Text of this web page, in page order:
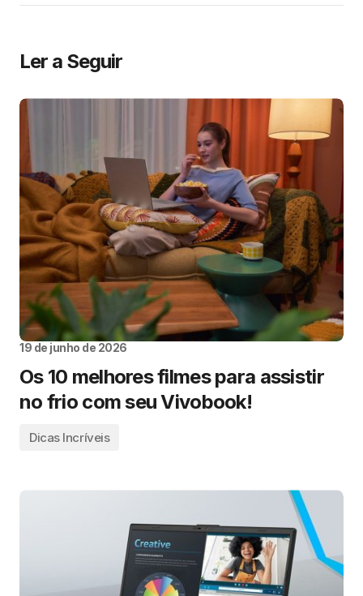
Ler a Seguir
19 de junho de 2026
Os 10 melhores filmes para assistir
no frio com seu Vivobook!
Dicas Incríveis